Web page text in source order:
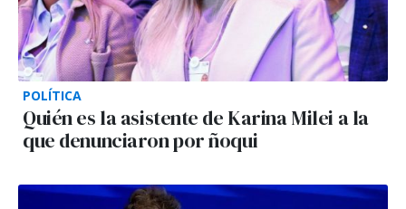
POLÍTICA
Quién es la asistente de Karina Milei a la
que denunciaron por ñoqui